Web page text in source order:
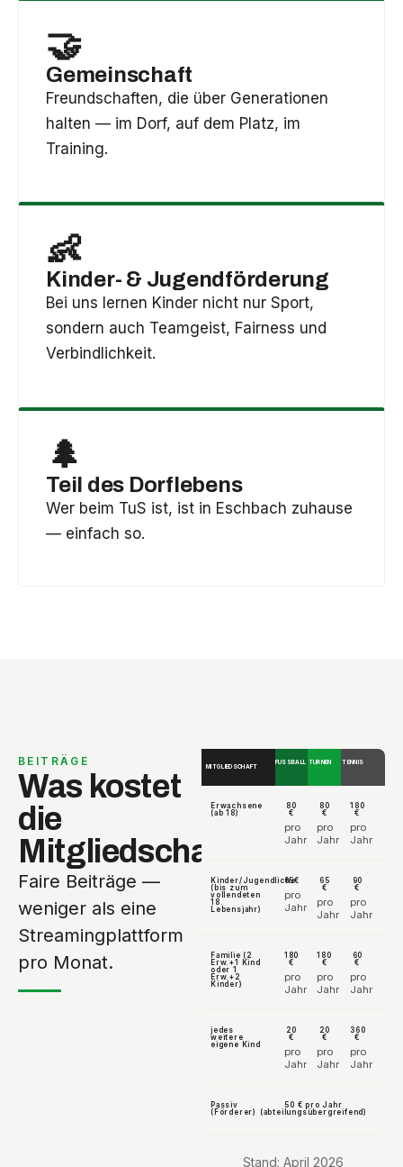
🤝
Gemeinschaft
Freundschaften, die über Generationen
halten — im Dorf, auf dem Platz, im
Training.
👶
Kinder- & Jugendförderung
Bei uns lernen Kinder nicht nur Sport,
sondern auch Teamgeist, Fairness und
Verbindlichkeit.
🌲
Teil des Dorflebens
Wer beim TuS ist, ist in Eschbach zuhause
— einfach so.
BEITRÄGE
Was kostet
die
Mitgliedschaft?
Faire Beiträge —
weniger als eine
Streamingplattform
pro Monat.
MITGLIEDSCHAFT
FUSSBALL TURNEN TENNIS
Erwachsene
(ab 18)
80
€
pro
Jahr
80
€
pro
Jahr
180
€
pro
Jahr
Kinder/Jugendliche
(bis zum
vollendeten
18.
Lebensjahr)
65€
pro
Jahr
65
€
pro
Jahr
90
€
pro
Jahr
Familie (2
Erw.+1 Kind
oder 1
Erw.+2
Kinder)
180
€
pro
Jahr
180
€
pro
Jahr
60
€
pro
Jahr
jedes
weitere
eigene Kind
20
€
pro
Jahr
20
€
pro
Jahr
360
€
pro
Jahr
Passiv
(Förderer)
50 € pro Jahr
(abteilungsübergreifend)
Stand: April 2026